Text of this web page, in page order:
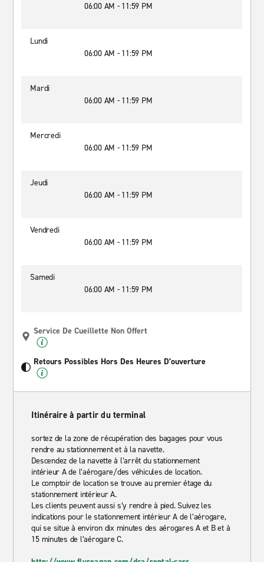
06:00 AM - 11:59 PM
Lundi
06:00 AM - 11:59 PM
Mardi
06:00 AM - 11:59 PM
Mercredi
06:00 AM - 11:59 PM
Jeudi
06:00 AM - 11:59 PM
Vendredi
06:00 AM - 11:59 PM
Samedi
06:00 AM - 11:59 PM
Service De Cueillette Non Offert
Retours Possibles Hors Des Heures D’ouverture
Itinéraire à partir du terminal
sortez de la zone de récupération des bagages pour vous
rendre au stationnement et à la navette.
Descendez de la navette à l’arrêt du stationnement
intérieur A de l’aérogare/des véhicules de location.
Le comptoir de location se trouve au premier étage du
stationnement intérieur A.
Les clients peuvent aussi s’y rendre à pied. Suivez les
indications pour le stationnement intérieur A de l’aérogare,
qui se situe à environ dix minutes des aérogares A et B et à
15 minutes de l’aérogare C.